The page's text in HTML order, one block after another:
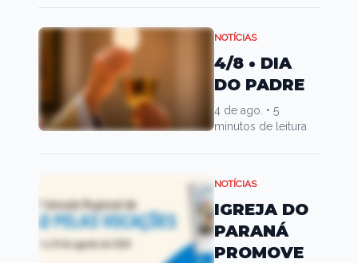
NOTÍCIAS
4/8 • DIA
DO PADRE
4 de ago. • 5
minutos de leitura
NOTÍCIAS
IGREJA DO
PARANÁ
PROMOVE